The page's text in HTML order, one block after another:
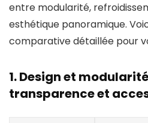
entre modularité,
esthétique panoramique.
comparative détaillée pour
1. Design et
transparence et